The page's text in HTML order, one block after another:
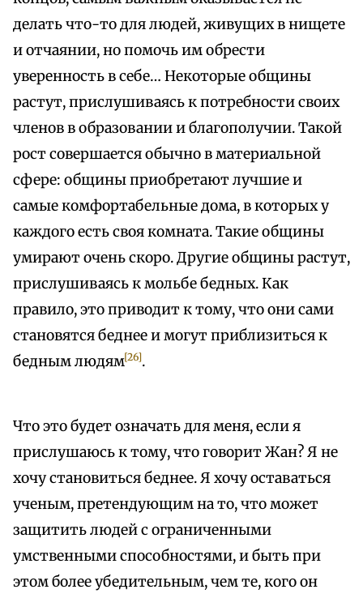
делать что-то для людей, живущих в нищете
и отчаянии, но помочь им обрести
уверенность в себе… Некоторые общины
растут, прислушиваясь к потребности своих
членов в образовании и благополучии. Такой
рост совершается обычно в материальной
сфере: общины приобретают лучшие и
самые комфортабельные дома, в которых у
каждого есть своя комната. Такие общины
умирают очень скоро. Другие общины растут,
прислушиваясь к мольбе бедных. Как
правило, это приводит к тому, что они сами
становятся беднее и могут приблизиться к
бедным людям[26].
Что это будет означать для меня, если я
прислушаюсь к тому, что говорит Жан? Я не
хочу становиться беднее. Я хочу оставаться
ученым, претендующим на то, что может
защитить людей с ограниченными
умственными способностями, и быть при
этом более убедительным, чем те, кого он